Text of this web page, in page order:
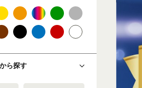
ら探す